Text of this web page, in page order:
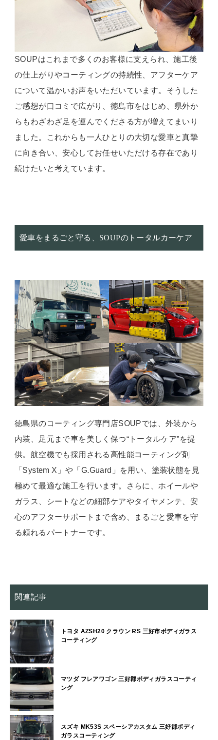
SOUPはこれまで多くのお客様に支えられ、施工後
の仕上がりやコーティングの持続性、アフターケア
について温かいお声をいただいています。そうした
ご感想が口コミで広がり、徳島市をはじめ、県外か
らもわざわざ足を運んでくださる方が増えてまいり
ました。これからも一人ひとりの大切な愛車と真摯
に向き合い、安心してお任せいただける存在であり
続けたいと考えています。
愛車をまるごと守る、SOUPのトータルカーケア
徳島県のコーティング専門店SOUPでは、外装から
内装、足元まで車を美しく保つ“トータルケア”を提
供。航空機でも採用される高性能コーティング剤
「System X」や「G.Guard」を用い、塗装状態を見
極めて最適な施工を行います。さらに、ホイールや
ガラス、シートなどの細部ケアやタイヤメンテ、安
心のアフターサポートまで含め、まるごと愛車を守
る頼れるパートナーです。
関連記事
トヨタ AZSH20 クラウン RS 三好市ボディガラス
コーティング
マツダ フレアワゴン 三好郡ボディガラスコーティ
ング
スズキ MK53S スペーシアカスタム 三好郡ボディ
ガラスコーティング